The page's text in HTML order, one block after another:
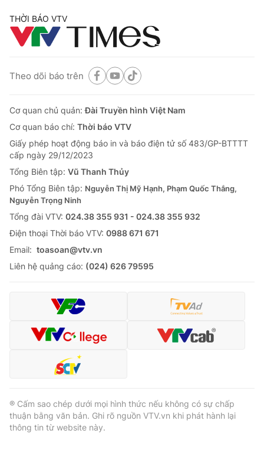
THỜI BÁO VTV
Theo dõi báo trên
Cơ quan chủ quản:Đài Truyền hình Việt Nam
Cơ quan báo chí: Thời báo VTV
Giấy phép hoạt động báo in và báo điện tử số 483/GP-BTTTT
cấp ngày 29/12/2023
Tổng Biên tập: Vũ Thanh Thủy
Phó Tổng Biên tập: Nguyễn Thị Mỹ Hạnh, Phạm Quốc Thắng,
Nguyễn Trọng Ninh
Tổng đài VTV: 024.38 355 931 - 024.38 355 932
Ðiện thoại Thời báo VTV: 0988 671 671
Email: toasoan@vtv.vn
Liên hệ quảng cáo: (024) 626 79595
® Cấm sao chép dưới mọi hình thức nếu không có sự chấp
thuận bằng văn bản. Ghi rõ nguồn VTV.vn khi phát hành lại
thông tin từ website này.